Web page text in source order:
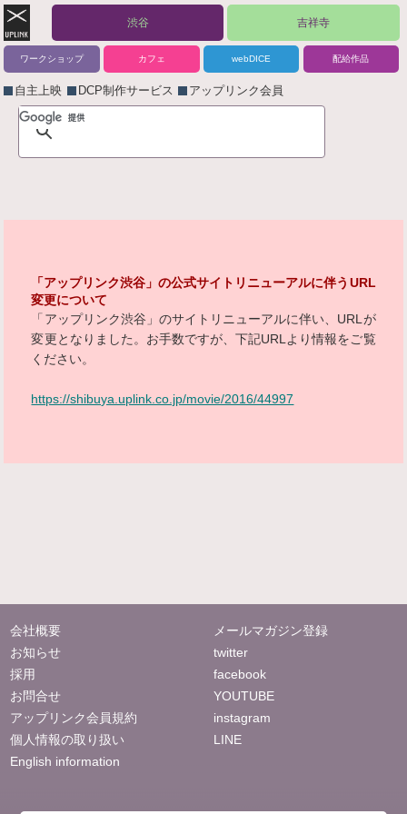
渋谷 吉祥寺
ワークショップ カフェ webDICE 配給作品
自主上映 DCP制作サービス アップリンク会員
「アップリンク渋谷」の公式サイトリニューアルに伴うURL
変更について
「アップリンク渋谷」のサイトリニューアルに伴い、URLが
変更となりました。お手数ですが、下記URLより情報をご覧
ください。
https://shibuya.uplink.co.jp/movie/2016/44997
会社概要
お知らせ
採用
お問合せ
アップリンク会員規約
個人情報の取り扱い
English information
メールマガジン登録
twitter
facebook
YOUTUBE
instagram
LINE